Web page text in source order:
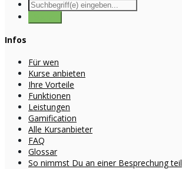
Infos
Für wen
Kurse anbieten
Ihre Vorteile
Funktionen
Leistungen
Gamification
Alle Kursanbieter
FAQ
Glossar
So nimmst Du an einer Besprechung teil